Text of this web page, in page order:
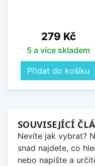
Cena
279 Kč
5 a více skladem
Přidat do košíku
SOUVISEJÍCÍ
Nevíte jak vybrat?
snad najdete, co
nebo napište a